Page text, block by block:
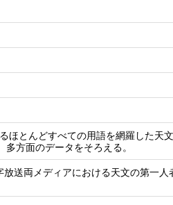
とんどすべての用語を網羅した天
方面のデータをそろえる。
送両メディアにおける天文の第一人